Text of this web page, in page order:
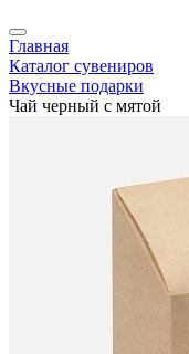
Главная
Каталог сувениров
Вкусные подарки
Чай черный с мятой